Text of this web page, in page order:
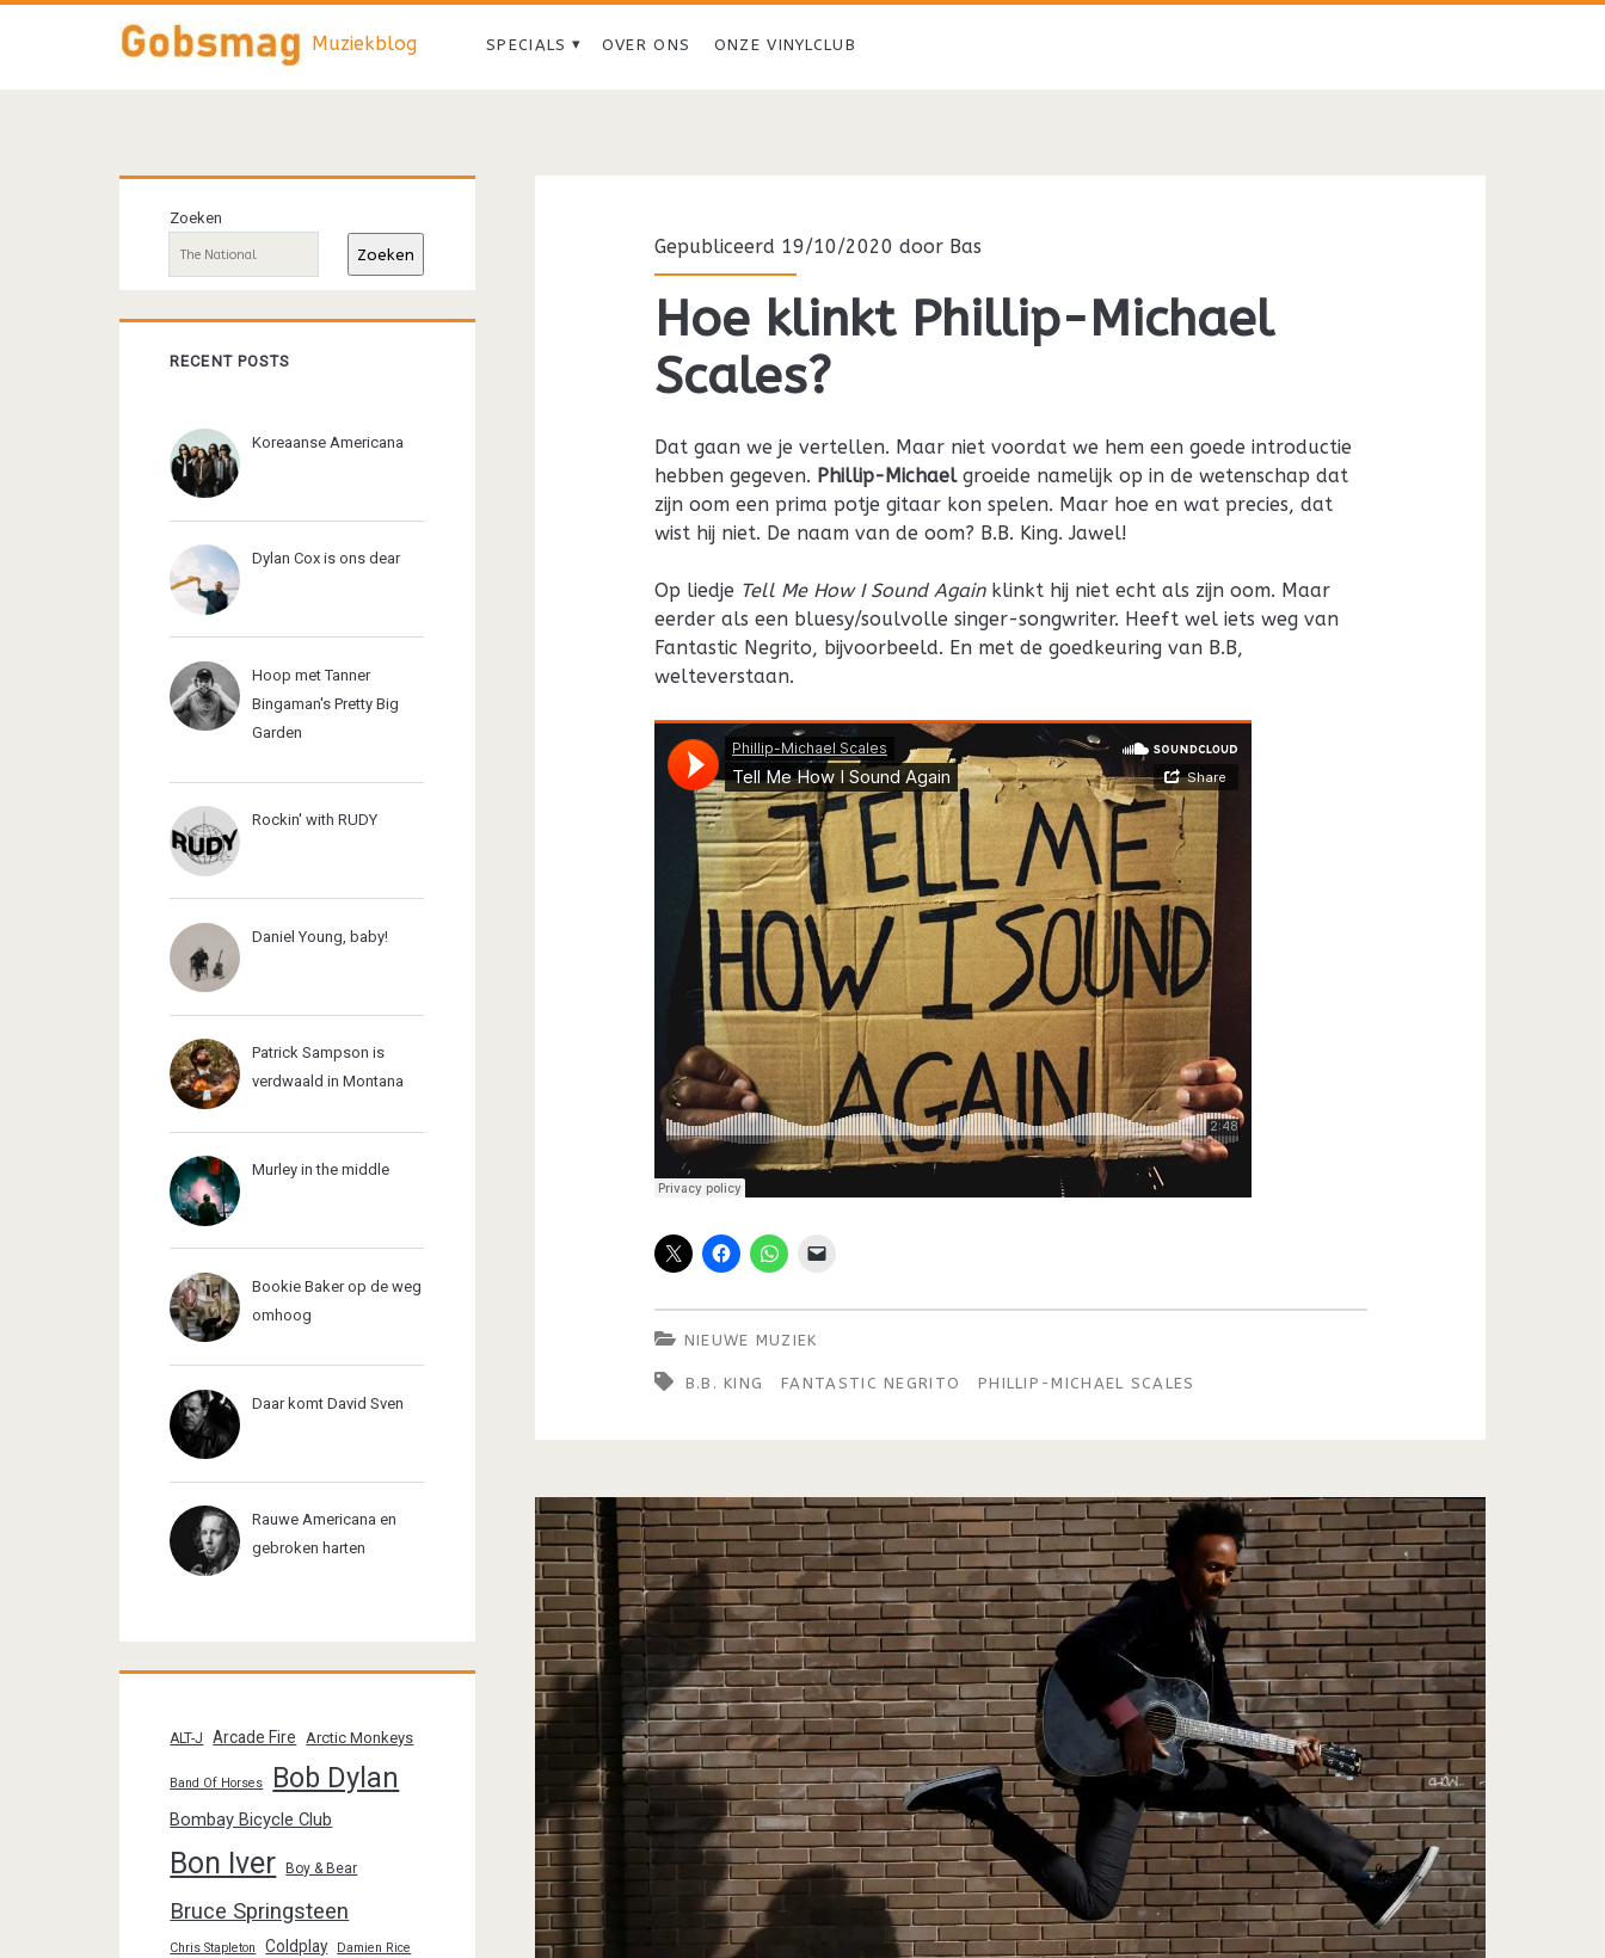
Muziekblog SPECIALS OVER ONS ONZE VINYLCLUB
Negrito</span>
Gepubliceerd 19/10/2020 door Bas
Hoe klinkt Phillip-Michael
Scales?
Dat gaan we je vertellen. Maar niet voordat we hem een goede introductie
hebben gegeven. Phillip-Michaelgroeide namelijk op in de wetenschap dat
zijn oom een prima potje gitaar kon spelen. Maar hoe en wat precies, dat
wist hij niet. De naam van de oom? B.B. King. Jawel!
Op liedje Tell Me How I Sound Againklinkt hij niet echt als zijn oom. Maar
eerder als een bluesy/soulvolle singer-songwriter. Heeft wel iets weg van
Fantastic Negrito, bijvoorbeeld. En met de goedkeuring van B.B,
welteverstaan.
NIEUWE MUZIEK
B.B. KING FANTASTIC NEGRITO PHILLIP-MICHAEL SCALES
Primaire
sidebar
Zoeken
Zoeken
RECENT POSTS
Koreaanse Americana
Dylan Cox is ons dear
Hoop met Tanner
Bingaman's Pretty Big
Garden
Rockin' with RUDY
Daniel Young, baby!
Patrick Sampson is
verdwaald in Montana
Murley in the middle
Bookie Baker op de weg
omhoog
Daar komt David Sven
Rauwe Americana en
gebroken harten
ALT-J Arcade Fire Arctic Monkeys
Band Of Horses Bob Dylan
Bombay Bicycle Club
Bon Iver Boy & Bear
Bruce Springsteen
Chris Stapleton Coldplay Damien Rice